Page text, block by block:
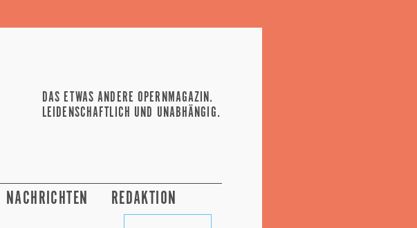
DAS ETWAS ANDERE OPERNMAGAZIN.
LEIDENSCHAFTLICH UND UNABHÄNGIG.
NACHRICHTEN REDAKTION